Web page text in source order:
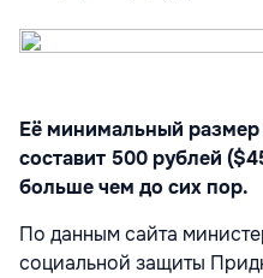
Её минимальный размер
составит 500 рублей
больше чем до сих пор.
По данным сайта
социальной защиты